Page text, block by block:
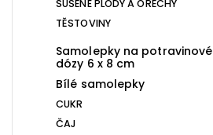
SUŠENÉ PLODY A OŘECHY
TĚSTOVINY
Samolepky na potravinové
dózy 6 x 8 cm
Bílé samolepky
CUKR
ČAJ